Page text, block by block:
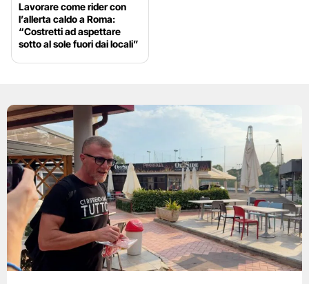
Lavorare come rider con
l’allerta caldo a Roma:
“Costretti ad aspettare
sotto al sole fuori dai locali”